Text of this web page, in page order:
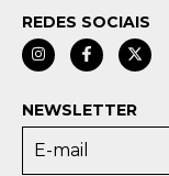
REDES SOCIAIS
NEWSLETTER